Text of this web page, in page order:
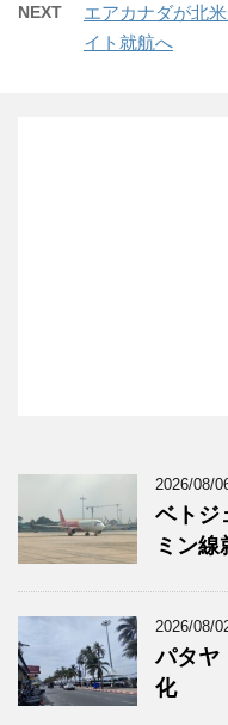
NEXT
エアカナダが北
イト就航へ
2026/08/
ベトジ
ミン
2026/08/
パタヤ
化